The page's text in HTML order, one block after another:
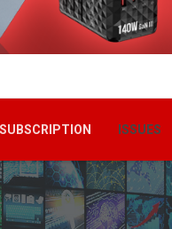
SUBSCRIPTION ISSUES